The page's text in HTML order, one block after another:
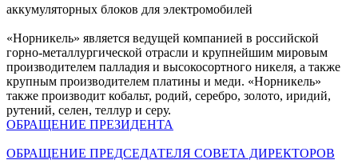
аккумуляторных блоков для электромобилей
«Норникель» является ведущей компанией в российской
горно-металлургической отрасли и крупнейшим мировым
производителем палладия и высокосортного никеля, а также
крупным производителем платины и меди. «Норникель»
также производит кобальт, родий, серебро, золото, иридий,
рутений, селен, теллур и серу.
ОБРАЩЕНИЕ ПРЕЗИДЕНТА
ОБРАЩЕНИЕ ПРЕДСЕДАТЕЛЯ СОВЕТА ДИРЕКТОРОВ